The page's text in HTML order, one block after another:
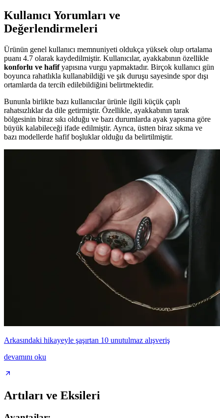
Kullanıcı Yorumları ve
Değerlendirmeleri
Ürünün genel kullanıcı memnuniyeti oldukça yüksek olup ortalama
puanı 4.7 olarak kaydedilmiştir. Kullanıcılar, ayakkabının özellikle
konforlu ve hafifyapısına vurgu yapmaktadır. Birçok kullanıcı gün
boyunca rahatlıkla kullanabildiği ve şık duruşu sayesinde spor dışı
ortamlarda da tercih edilebildiğini belirtmektedir.
Bununla birlikte bazı kullanıcılar ürünle ilgili küçük çaplı
rahatsızlıklar da dile getirmiştir. Özellikle, ayakkabının tarak
bölgesinin biraz sıkı olduğu ve bazı durumlarda ayak yapısına göre
büyük kalabileceği ifade edilmiştir. Ayrıca, üstten biraz sıkma ve
bazı modellerde hafif boşluklar olduğu da belirtilmiştir.
Arkasındaki hikayeyle şaşırtan 10 unutulmaz alışveriş
devamını oku
Artıları ve Eksileri